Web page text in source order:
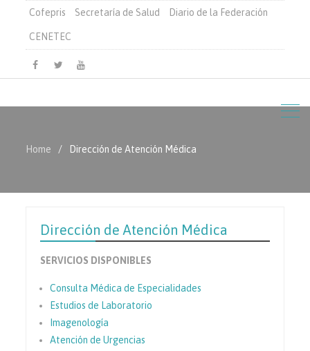
Cofepris Secretaría de Salud Diario de la Federación
CENETEC
Facebook
TwitterYoutube
Home Dirección de Atención Médica
Dirección de Atención Médica
SERVICIOS DISPONIBLES
Consulta Médica de Especialidades
Estudios de Laboratorio
Imagenología
Atención de Urgencias